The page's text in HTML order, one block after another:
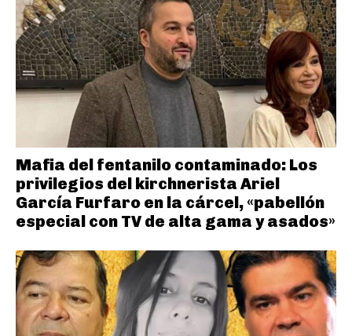
Mafia del fentanilo contaminado: Los
privilegios del kirchnerista Ariel
García Furfaro en la cárcel, «pabellón
especial con TV de alta gama y asados»